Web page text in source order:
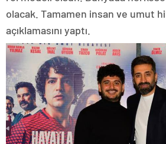
olacak. Tamamen insan ve umut
açıklamasını yaptı.